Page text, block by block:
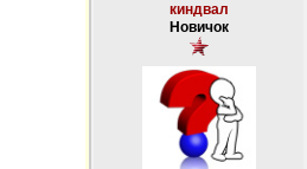
киндвал
Новичок